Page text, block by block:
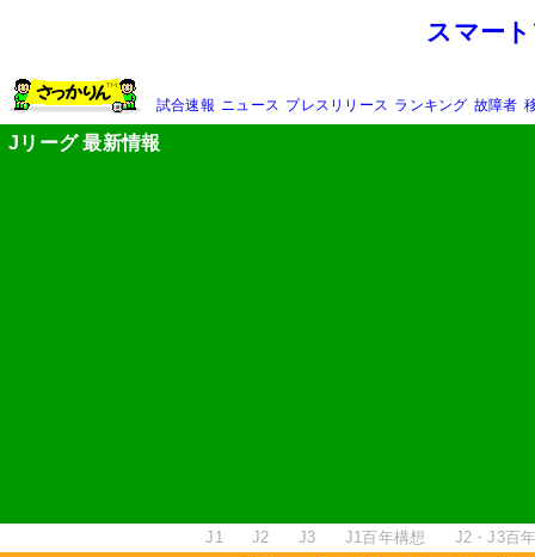
スマー
試合速報 ニュース プレスリリース ランキング 故障者
Jリーグ 最新情報
J1 J2 J3 J1百年構想 J2・J3百